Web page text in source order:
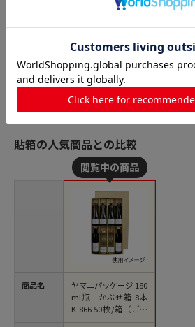
貼箱の人気商品との比較
商品名
ヤマニパッケージ 180
ml瓶 かぶせ箱 8本
K-866 50枚/箱（ご注
文単位1箱）【直送